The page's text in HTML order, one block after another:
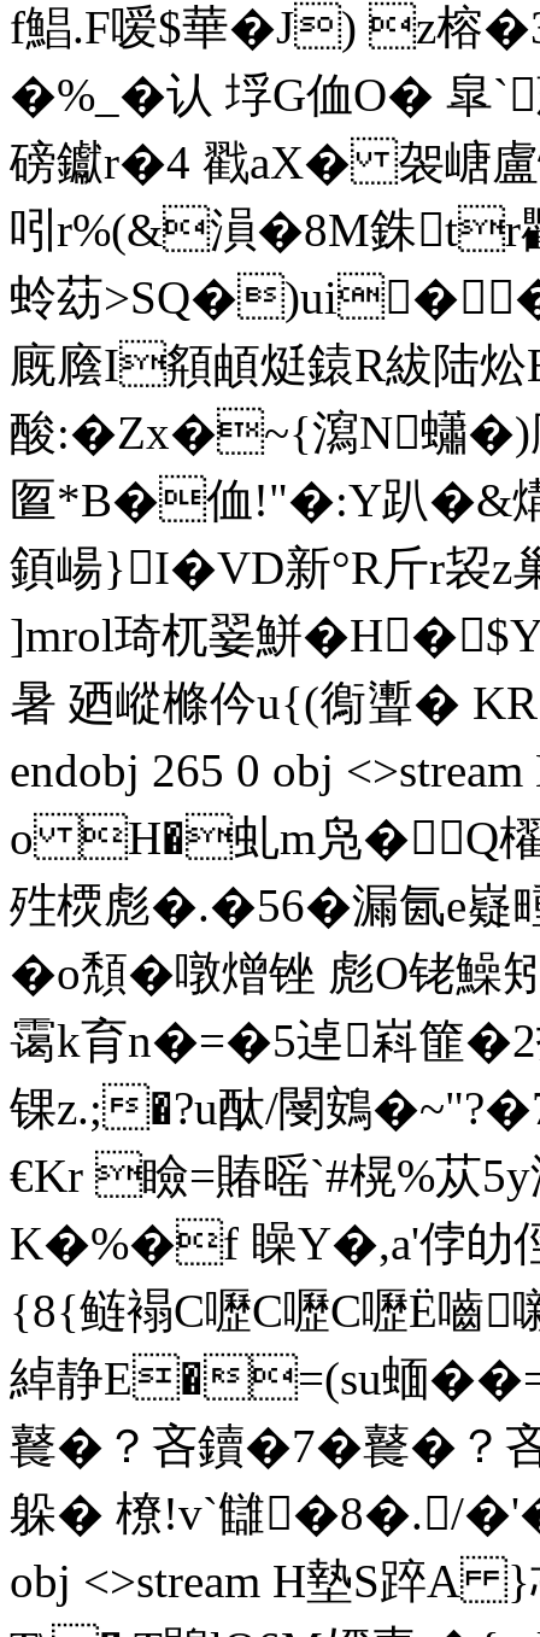
f鯧.F嗳$華�J) z榕
�%_�认 垺G侐O� 皐
磅钀r�4 戳aX� 袈嵣
吲r%(&溳�8M銖tr
蛉苭
廐廕I頯頔烶鎱R紱陆
酸:�Zx�~{瀉N蠨
匫*B�侐!"�:Y趴�&煹
顉崵}I�VD新°R斤r袃z
]mrol琦杌翣鮩�
暑 廼嵷樤仱u{(鵆聻�
endobj 265 0 obj <>stream
o H�虬m凫�Q櫂
殅樮彪�.�56�漏氤e
�o頽�噋熷锉 彪O铑鱢
霭k育n�=�5逴嵙篚
锞z.;�?u酞/閿鴳
€Kr 瞼=賰暚`#榥%
K�%�f 矂Y�,a'侼劰俓
{8{鲢褟С嚦С嚦С嚦Ё嚙
綽静E�=(su蝒�
鼚�？吝鑟�7�鼚�
躲� 橑!v`讎�8�./�'�
obj <>stream H墊S踤A